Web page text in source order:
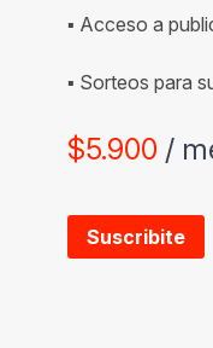
▪ Acceso a
▪ Sorteos para
$5.900 /
Suscribite